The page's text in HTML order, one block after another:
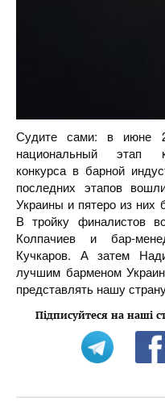
Судите сами: в июне
национальный этап
конкурса в барной
последних этапов
Украины и пятеро из них
В тройку финалистов
Колпачиев и бар-
Кучкаров. А затем
лучшим барменом
представлять нашу
Підписуйтеся на наші